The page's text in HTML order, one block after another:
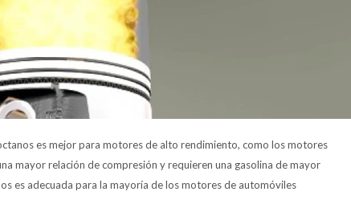
es mejor para motores de alto rendimiento, como los motores
mayor relación de compresión y requieren una gasolina de mayor
es adecuada para la mayoría de los motores de automóviles